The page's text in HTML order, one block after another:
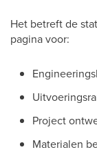
Het betreft de
pagina voor:
Project
Materialen